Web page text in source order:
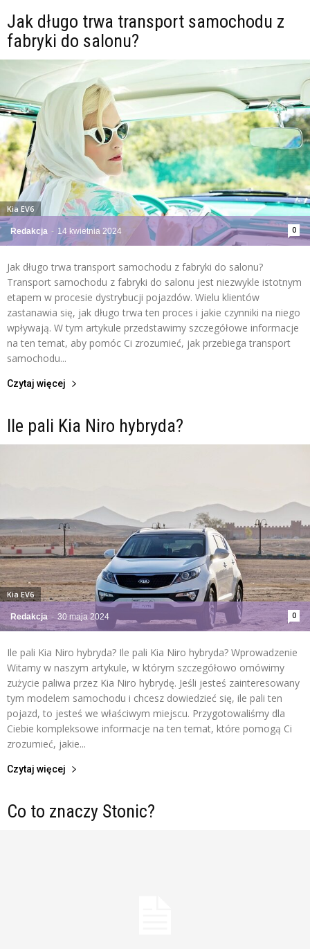
Jak długo trwa transport samochodu z
fabryki do salonu?
Redakcja - 14 kwietnia 2024 0
Kia EV6
Jak długo trwa transport samochodu z fabryki do salonu?
Transport samochodu z fabryki do salonu jest niezwykle istotnym
etapem w procesie dystrybucji pojazdów. Wielu klientów
zastanawia się, jak długo trwa ten proces i jakie czynniki na niego
wpływają. W tym artykule przedstawimy szczegółowe informacje
na ten temat, aby pomóc Ci zrozumieć, jak przebiega transport
samochodu...
Czytaj więcej
Ile pali Kia Niro hybryda?
Redakcja - 30 maja 2024 0
Kia EV6
Ile pali Kia Niro hybryda? Ile pali Kia Niro hybryda? Wprowadzenie
Witamy w naszym artykule, w którym szczegółowo omówimy
zużycie paliwa przez Kia Niro hybrydę. Jeśli jesteś zainteresowany
tym modelem samochodu i chcesz dowiedzieć się, ile pali ten
pojazd, to jesteś we właściwym miejscu. Przygotowaliśmy dla
Ciebie kompleksowe informacje na ten temat, które pomogą Ci
zrozumieć, jakie...
Czytaj więcej
Co to znaczy Stonic?